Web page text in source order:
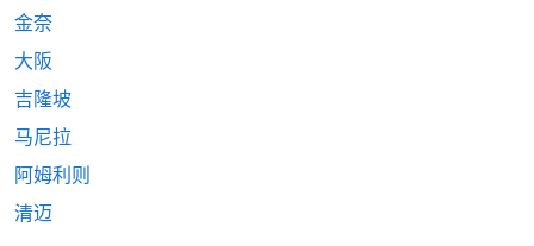
金奈
大阪
吉隆坡
马尼拉
阿姆利则
清迈